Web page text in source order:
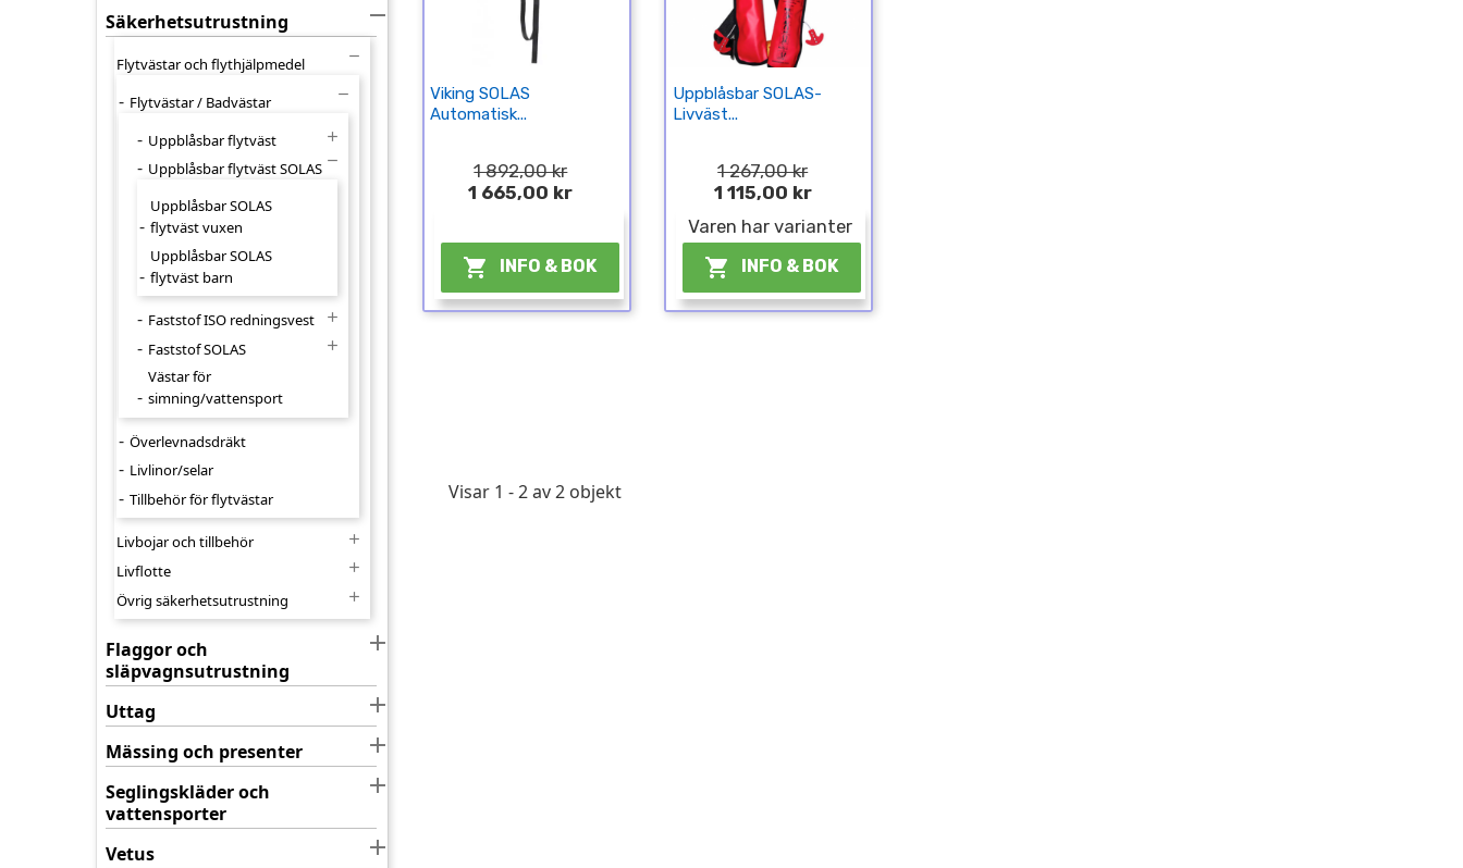
Säkerhetsutrustning 
Flytvästar och flythjälpmedel 
Flytvästar / Badvästar 
Uppblåsbar flytväst 
Uppblåsbar flytväst SOLAS 
Uppblåsbar SOLAS
flytväst vuxen
Uppblåsbar SOLAS
flytväst barn
Faststof ISO redningsvest 
Faststof SOLAS 
Västar för
simning/vattensport
Överlevnadsdräkt
Livlinor/selar
Tillbehör för flytvästar
Livbojar och tillbehör 
Livflotte 
Övrig säkerhetsutrustning 
Flaggor och
släpvagnsutrustning

Uttag 
Mässing och presenter 
Seglingskläder och
vattensporter

Vetus 
Viking SOLAS
Automatisk...
1 892,00 kr
1 665,00 kr
 INFO & BOK
Uppblåsbar SOLAS-
Livväst...
1 267,00 kr
1 115,00 kr
Varen har varianter
 INFO & BOK
Visar 1 - 2 av 2 objekt